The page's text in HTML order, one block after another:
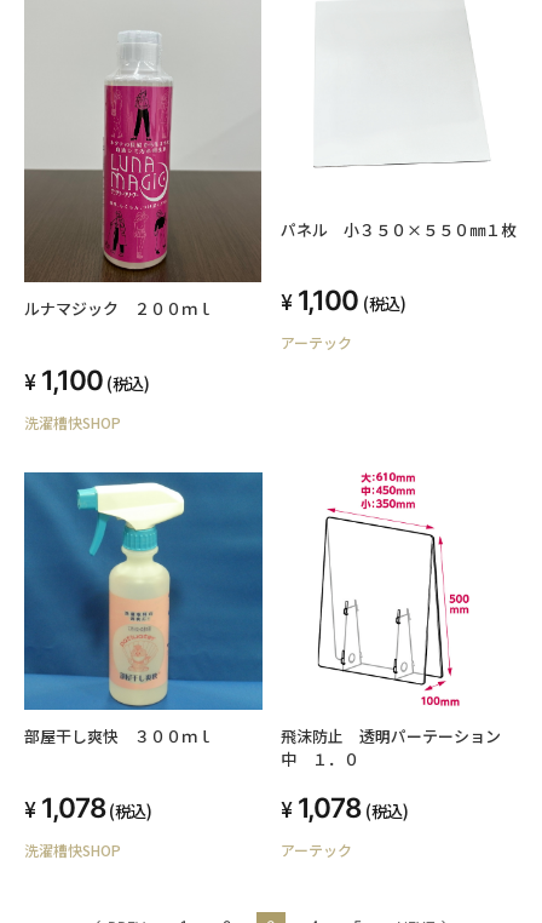
ルナマジック ２００ｍｌ
1,100 (税込)
洗濯槽快SHOP
パネル 小３５０×５５０㎜１枚
1,100 (税込)
アーテック
部屋干し爽快 ３００ｍｌ
1,078 (税込)
洗濯槽快SHOP
飛沫防止 透明パーテーション
中 １．０
1,078 (税込)
アーテック